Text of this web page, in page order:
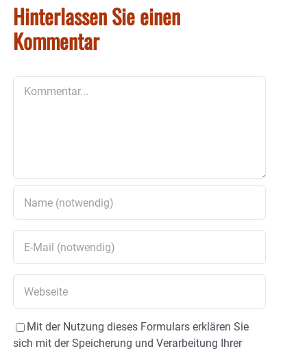
Hinterlassen Sie einen
Kommentar
Mit der Nutzung dieses Formulars erklären Sie
sich mit der Speicherung und Verarbeitung Ihrer